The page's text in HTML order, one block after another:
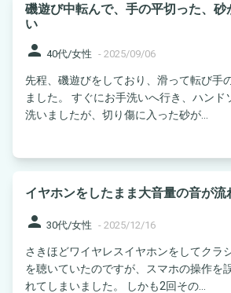
磯遊び中転んで、手の平切った、砂
い
person 40代/女性 - 2025/09/06
先程、磯遊びをしており、滑って転び手
ました。 すぐにお手洗いへ行き、ハンド
洗いましたが、切り傷に入った砂が...
イヤホンをしたまま大音量の音が流
person 30代/女性 - 2025/12/16
さきほどワイヤレスイヤホンをしてクラ
を聴いていたのですが、スマホの操作を
れてしまいました。 しかも2回その...